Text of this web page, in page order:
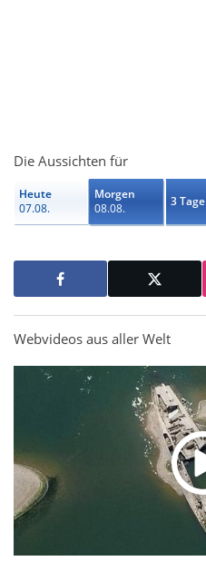
Die Aussichten für
Heute
07.08.
Morgen
08.08.
3 Tage
Webvideos aus aller Welt